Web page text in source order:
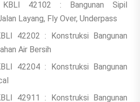
42102 : Bangunan Sipil
Layang, Fly Over, Underpass
42202 : Konstruksi Bangunan
Air Bersih
42204 : Konstruksi Bangunan
42911 : Konstruksi Bangunan